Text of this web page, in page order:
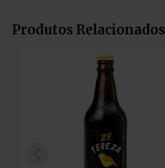
Produtos Relacionados